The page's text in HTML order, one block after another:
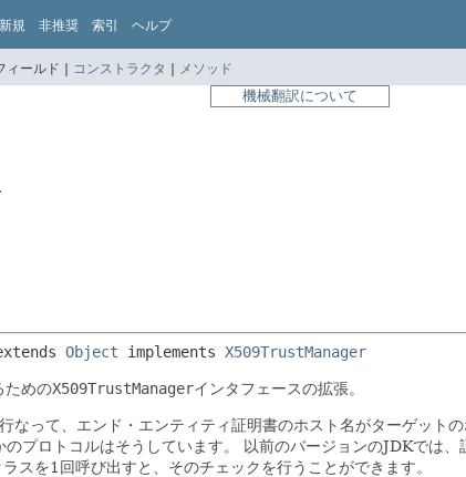
新規 非推奨 索引 ヘルプ
ィールド | コンストラクタ | メソッド
機械翻訳について
Object implements X509TrustManager
ためのX509TrustManagerインタフェースの拡張。
って、エンド・エンティティ証明書のホスト名がターゲットの
プロトコルはそうしています。
以前のバージョンのJDKでは
ラスを1回呼び出すと、そのチェックを行うことができます。